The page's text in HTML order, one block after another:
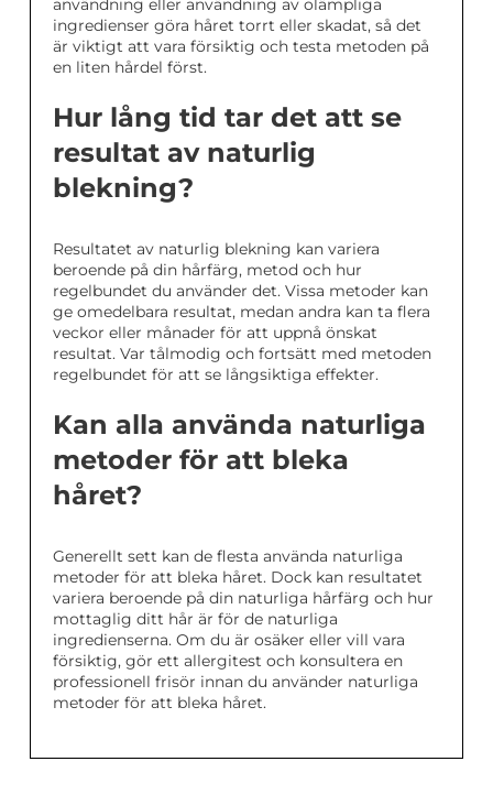
användning eller användning av olämpliga
ingredienser göra håret torrt eller skadat, så det
är viktigt att vara försiktig och testa metoden på
en liten hårdel först.
Hur lång tid tar det att se
resultat av naturlig
blekning?
Resultatet av naturlig blekning kan variera
beroende på din hårfärg, metod och hur
regelbundet du använder det. Vissa metoder kan
ge omedelbara resultat, medan andra kan ta flera
veckor eller månader för att uppnå önskat
resultat. Var tålmodig och fortsätt med metoden
regelbundet för att se långsiktiga effekter.
Kan alla använda naturliga
metoder för att bleka
håret?
Generellt sett kan de flesta använda naturliga
metoder för att bleka håret. Dock kan resultatet
variera beroende på din naturliga hårfärg och hur
mottaglig ditt hår är för de naturliga
ingredienserna. Om du är osäker eller vill vara
försiktig, gör ett allergitest och konsultera en
professionell frisör innan du använder naturliga
metoder för att bleka håret.